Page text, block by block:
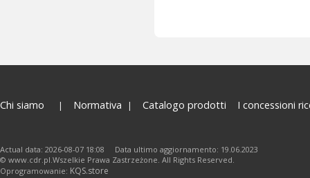
Chi siamo Normativa Catalogo prodotti I concessioni
Actual data: 2026-08-07 18:08 Data ultimo aggiornamento: 19.06.2023
© www.cdr.pl.Wszelkie Prawa Zastrzeżone. All Rights Reserved.
Oprogramowanie: KQS.store